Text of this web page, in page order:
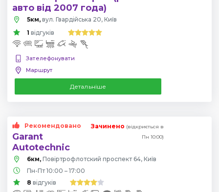
авто від 2007 года)
5км, вул. Гвардійська 20, Київ
1 відгуків
Зателефонувати
Маршрут
Детальніше
Рекомендовано
Garant
Autotechnic
Зачинено (відкриється в
Пн 10:00)
6км,
Повіртрофлотский проспект 64, Київ
Пн-Пт 10:00 – 17:00
8 відгуків